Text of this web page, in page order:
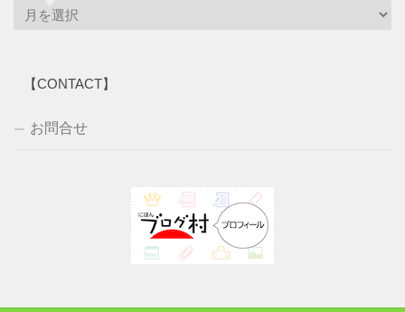
【CONTACT】
お問合せ